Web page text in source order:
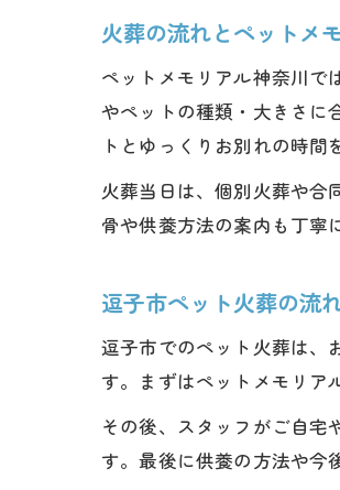
火葬の流れとペットメ
ペットメモリアル神奈川で
やペットの種類・大きさに
トとゆっくりお別れの時間
火葬当日は、個別火葬や合
骨や供養方法の案内も丁寧
逗子市ペット火葬の流
逗子市でのペット火葬は、
す。まずはペットメモリア
その後、スタッフがご自宅
す。最後に供養の方法や今